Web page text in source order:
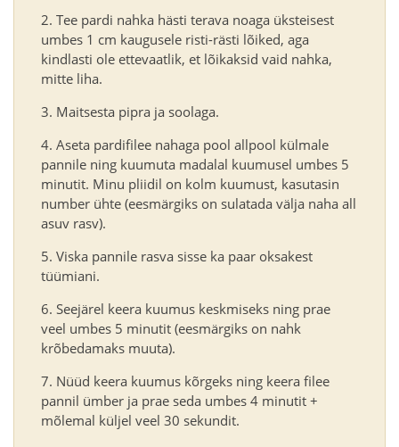
Tee pardi nahka hästi terava noaga üksteisest
umbes 1 cm kaugusele risti-rästi lõiked, aga
kindlasti ole ettevaatlik, et lõikaksid vaid nahka,
mitte liha.
Maitsesta pipra ja soolaga.
Aseta pardifilee nahaga pool allpool külmale
pannile ning kuumuta madalal kuumusel umbes 5
minutit. Minu pliidil on kolm kuumust, kasutasin
number ühte (eesmärgiks on sulatada välja naha all
asuv rasv).
Viska pannile rasva sisse ka paar oksakest
tüümiani.
Seejärel keera kuumus keskmiseks ning prae
veel umbes 5 minutit (eesmärgiks on nahk
krõbedamaks muuta).
Nüüd keera kuumus kõrgeks ning keera filee
pannil ümber ja prae seda umbes 4 minutit +
mõlemal küljel veel 30 sekundit.